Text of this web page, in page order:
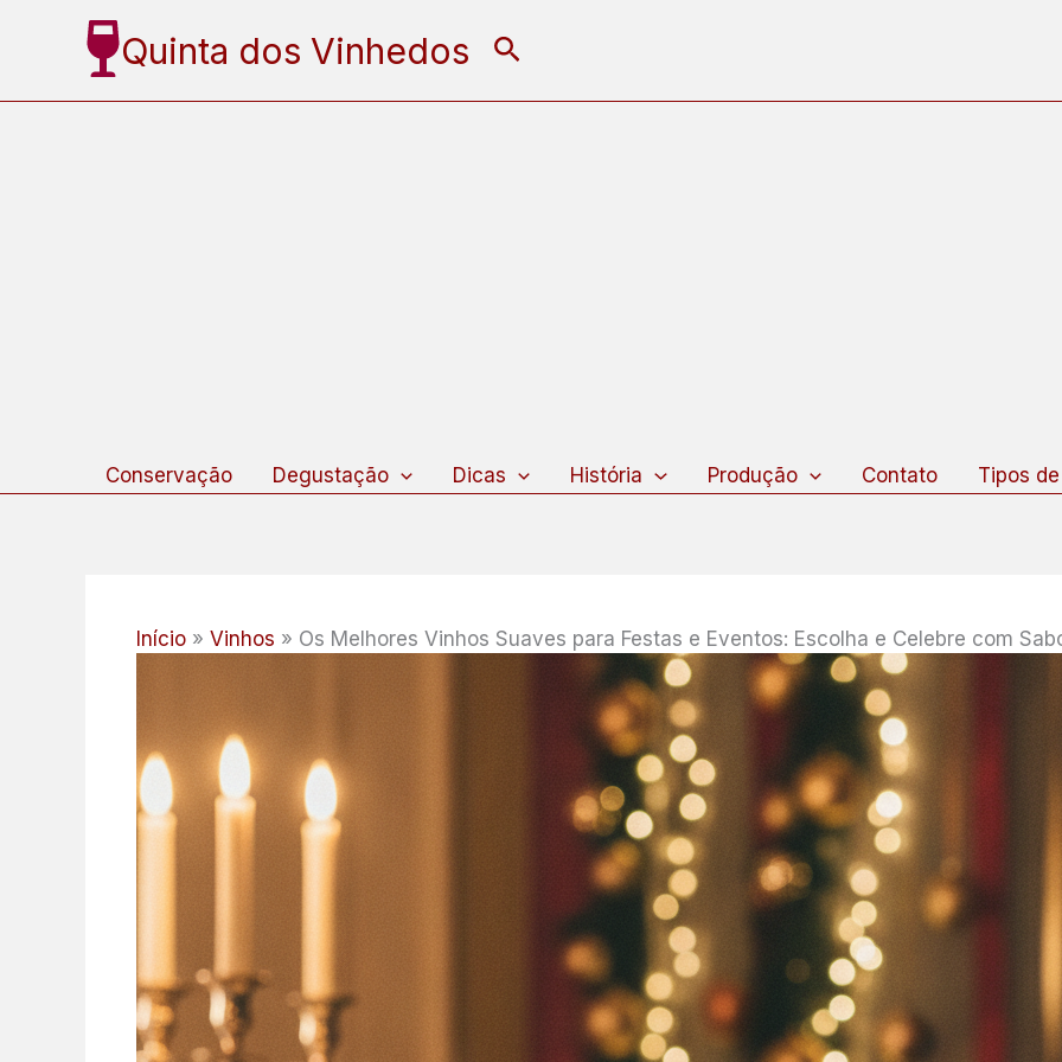
Quinta dos Vinhedos Pesquisar
Conservação Degustação Dicas História Produção Contato Tipos
Início Vinhos Os Melhores Vinhos Suaves para Festas e Eventos: Escolha e Celebre com